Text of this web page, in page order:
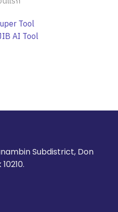
Tool
AI Tool
Subdistrict, Don